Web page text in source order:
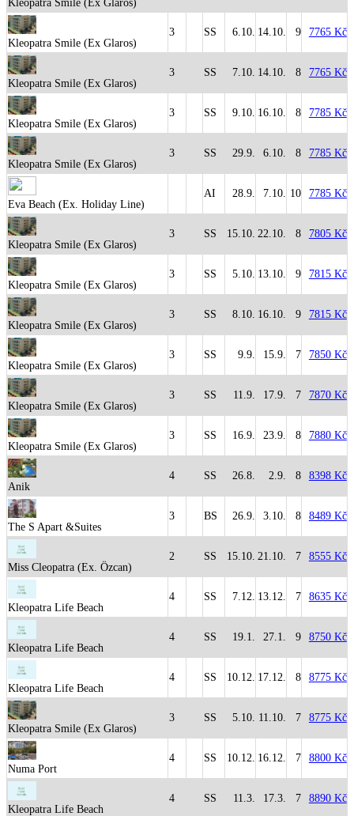
Kleopatra Smile (Ex Glaros)
Kleopatra Smile (Ex Glaros)
3 SS 6.10. 14.10. 9 7765 Kč
Kleopatra Smile (Ex Glaros)
3 SS 7.10. 14.10. 8 7765 Kč
Kleopatra Smile (Ex Glaros)
3 SS 9.10. 16.10. 8 7785 Kč
Kleopatra Smile (Ex Glaros)
3 SS 29.9. 6.10. 8 7785 Kč
Eva Beach (Ex. Holiday Line)
AI 28.9. 7.10. 10 7785 Kč
Kleopatra Smile (Ex Glaros)
3 SS 15.10. 22.10. 8 7805 Kč
Kleopatra Smile (Ex Glaros)
3 SS 5.10. 13.10. 9 7815 Kč
Kleopatra Smile (Ex Glaros)
3 SS 8.10. 16.10. 9 7815 Kč
Kleopatra Smile (Ex Glaros)
3 SS 9.9. 15.9. 7 7850 Kč
Kleopatra Smile (Ex Glaros)
3 SS 11.9. 17.9. 7 7870 Kč
Kleopatra Smile (Ex Glaros)
3 SS 16.9. 23.9. 8 7880 Kč
Anik
4 SS 26.8. 2.9. 8 8398 Kč
The S Apart &Suites
3 BS 26.9. 3.10. 8 8489 Kč
Miss Cleopatra (Ex. Özcan)
2 SS 15.10. 21.10. 7 8555 Kč
Kleopatra Life Beach
4 SS 7.12. 13.12. 7 8635 Kč
Kleopatra Life Beach
4 SS 19.1. 27.1. 9 8750 Kč
Kleopatra Life Beach
4 SS 10.12. 17.12. 8 8775 Kč
Kleopatra Smile (Ex Glaros)
3 SS 5.10. 11.10. 7 8775 Kč
Numa Port
4 SS 10.12. 16.12. 7 8800 Kč
Kleopatra Life Beach
4 SS 11.3. 17.3. 7 8890 Kč